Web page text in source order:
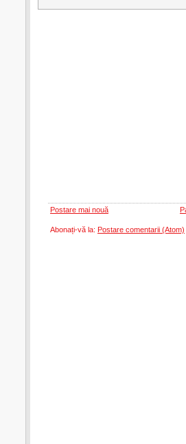
Postare mai nouă
Abonați-vă la: Postare comentarii (Atom)